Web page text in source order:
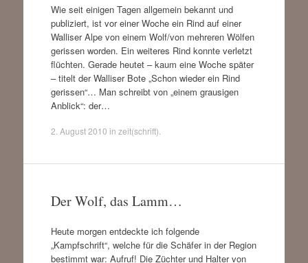
Wie seit einigen Tagen allgemein bekannt und
publiziert, ist vor einer Woche ein Rind auf einer
Walliser Alpe von einem Wolf/von mehreren Wölfen
gerissen worden. Ein weiteres Rind konnte verletzt
flüchten. Gerade heutet – kaum eine Woche später
– titelt der Walliser Bote „Schon wieder ein Rind
gerissen“… Man schreibt von „einem grausigen
Anblick“: der…
2. August 2010 in zeit(schrift)
Der Wolf, das Lamm…
Heute morgen entdeckte ich folgende
„Kampfschrift“, welche für die Schäfer in der Region
bestimmt war: Aufruf! Die Züchter und Halter von